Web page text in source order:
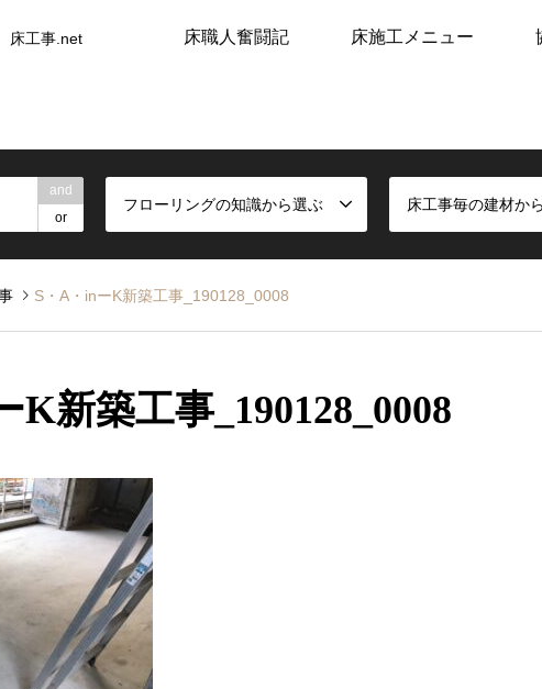
床工事.net 床職人奮闘記 床施工メニュー
and
or
フローリングの知識から選ぶ 床工事毎の建材か
S・A・inーK新築工事_190128_0008
K新築工事_190128_0008